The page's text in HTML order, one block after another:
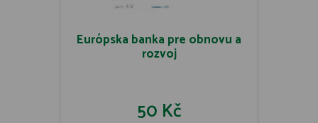
Európska banka pre obnovu a
rozvoj
50 Kč